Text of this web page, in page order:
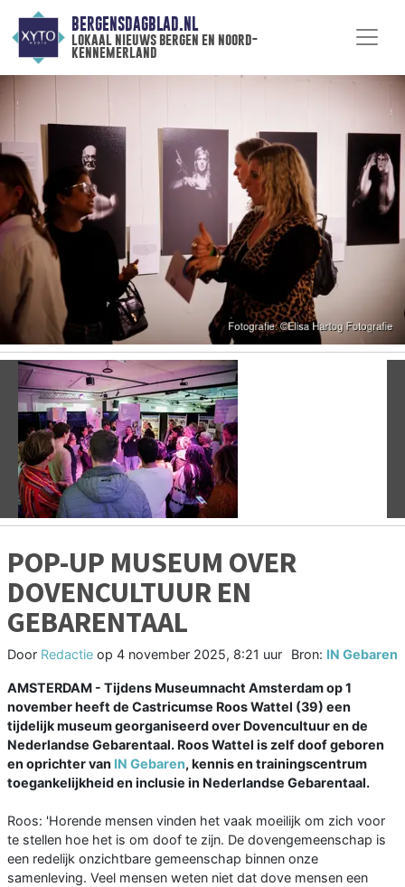
BERGENSDAGBLAD.NL
lokaal nieuws bergen en noord-
kennemerland
Vorige
POP-UP MUSEUM OVER
DOVENCULTUUR EN
GEBARENTAAL
Door Redactie op 4 november 2025, 8:21 uur Bron: IN Gebaren
AMSTERDAM - Tijdens Museumnacht Amsterdam op 1
november heeft de Castricumse Roos Wattel (39) een
tijdelijk museum georganiseerd over Dovencultuur en de
Nederlandse Gebarentaal. Roos Wattel is zelf doof geboren
en oprichter van IN Gebaren, kennis en trainingscentrum
toegankelijkheid en inclusie in Nederlandse Gebarentaal.
Roos: 'Horende mensen vinden het vaak moeilijk om zich voor
te stellen hoe het is om doof te zijn. De dovengemeenschap is
een redelijk onzichtbare gemeenschap binnen onze
samenleving. Veel mensen weten niet dat dove mensen een